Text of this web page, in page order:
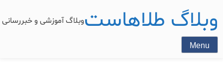
وبلاگ طلاهاستوبلاگ آموزشی و
Menu